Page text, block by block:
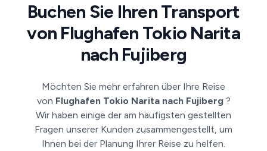
Buchen Sie Ihren Transport
von Flughafen Tokio Narita
nach Fujiberg
Möchten Sie mehr erfahren über Ihre Reise
von Flughafen Tokio Narita nach Fujiberg ?
Wir haben einige der am häufigsten gestellten
Fragen unserer Kunden zusammengestellt, um
Ihnen bei der Planung Ihrer Reise zu helfen.